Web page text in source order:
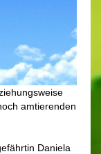
amtierenden
Daniela